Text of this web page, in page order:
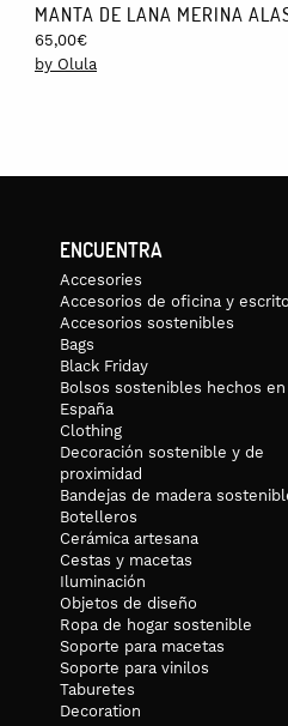
MANTA DE LANA MERINA
65,00€
by Olula
ENCUENTRA
Accesories
Accesorios de oficina y
Accesorios sostenibles
Bags
Black Friday
Bolsos sostenibles hechos en
España
Clothing
Decoración sostenible y de
proximidad
Bandejas de madera
Botelleros
Cerámica artesana
Cestas y macetas
Iluminación
Objetos de diseño
Ropa de hogar sostenible
Soporte para macetas
Soporte para vinilos
Taburetes
Decoration